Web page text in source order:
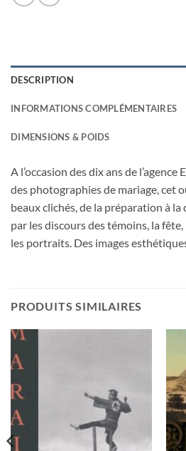
DESCRIPTION
INFORMATIONS COMPLÉMENTAIRES
DIMENSIONS & POIDS
A l’occasion des dix ans de
des photographies de mariage, cet
beaux clichés, de la préparation à la
par les discours des témoins, la
les portraits. Des images
PRODUITS SIMILAIRES